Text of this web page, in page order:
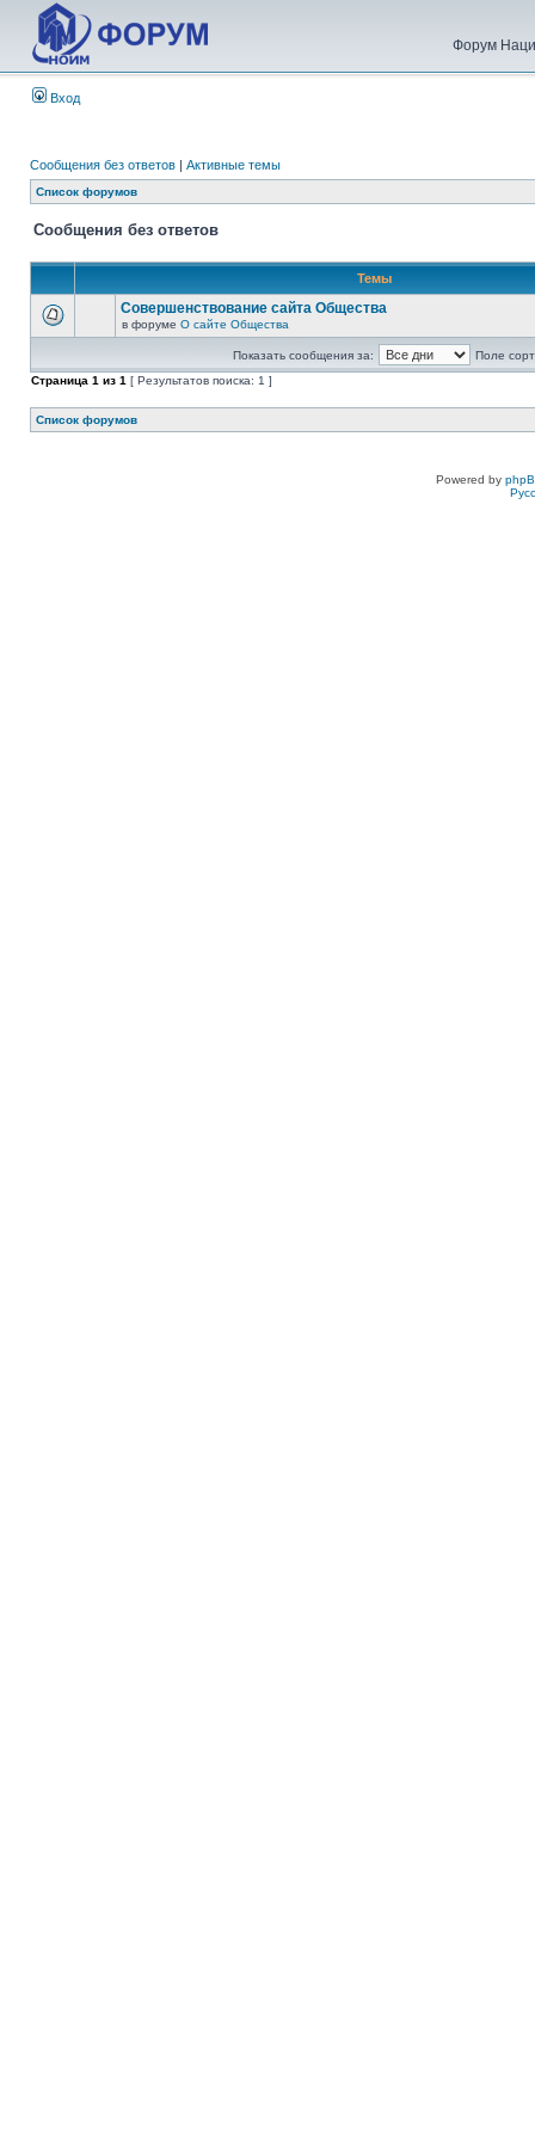
Форум
Вход
Сообщения без ответов | Активные темы
Список форумов
Сообщения без ответов
Темы
Совершенствование сайта Общества
в форуме О сайте Общества
Показать сообщения за:
Поле
Страница 1 из 1 [ Результатов поиска: 1 ]
Список форумов
Powered by